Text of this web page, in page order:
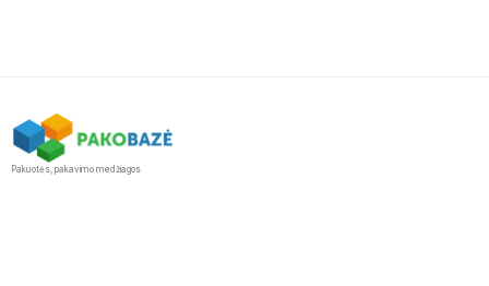
Pakuotės, pakavimo medžiagos